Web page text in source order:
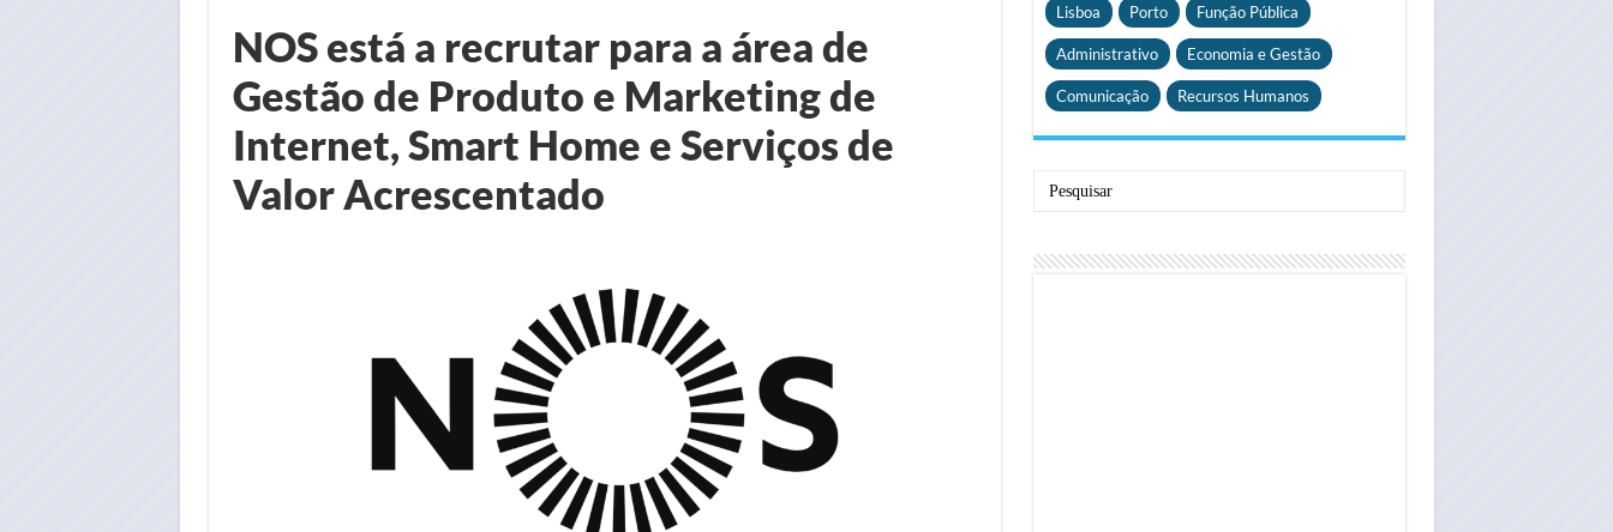
NOS está a recrutar para a área de
Gestão de Produto e Marketing de
Internet, Smart Home e Serviços de
Valor Acrescentado
Lisboa Porto Função Pública
Administrativo Economia e Gestão
Comunicação Recursos Humanos